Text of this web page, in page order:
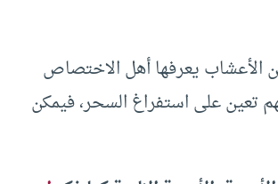
الأعشاب يعرفها أهل الاختصاص
تعين على استفراغ السحر، فيمكن